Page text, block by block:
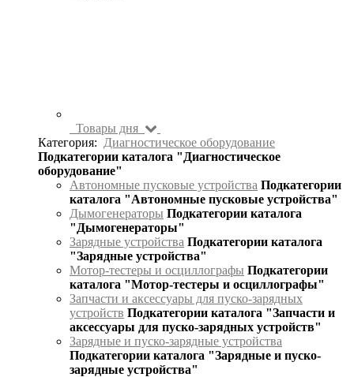
Товары дня
Категория:
Диагностическое оборудование
Подкатегории каталога "Диагностическое
оборудование"
Автономные пусковые устройства Подкатегории
каталога "Автономные пусковые устройства"
Дымогенераторы Подкатегории каталога
"Дымогенераторы"
Зарядные устройства Подкатегории каталога
"Зарядные устройства"
Мотор-тестеры и осциллографы Подкатегории
каталога "Мотор-тестеры и осциллографы"
Запчасти и аксессуары для пуско-зарядных
устройств Подкатегории каталога "Запчасти и
аксессуары для пуско-зарядных устройств"
Зарядные и пуско-зарядные устройства
Подкатегории каталога "Зарядные и пуско-
зарядные устройства"